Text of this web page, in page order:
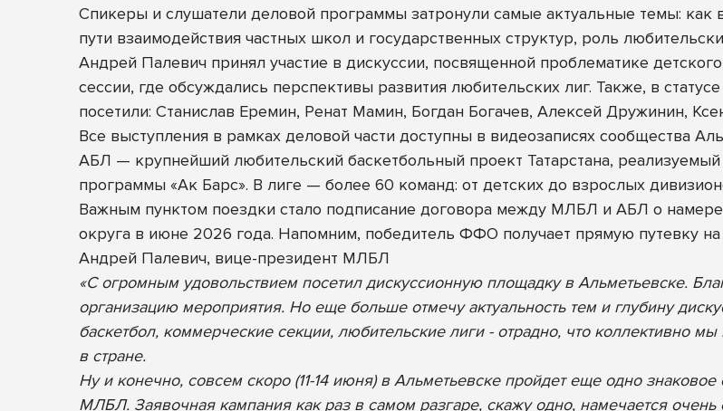
Спикеры и слушатели деловой программы затронули самые актуальные темы: как
пути взаимодействия частных школ и государственных структур, роль
Андрей Палевич принял участие в дискуссии, посвященной проблематике
сессии, где обсуждались перспективы развития любительских лиг. Также, в
посетили: Станислав Еремин, Ренат Мамин, Богдан Богачев, Алексей Дружинин,
Все выступления в рамках деловой части доступны в видеозаписях сообщества
АБЛ — крупнейший любительский баскетбольный проект Татарстана,
программы «Ак Барс». В лиге — более 60 команд: от детских до взрослых
Важным пунктом поездки стало подписание договора между МЛБЛ и АБЛ о
округа в июне 2026 года. Напомним, победитель ФФО получает прямую путевку
Андрей Палевич, вице-президент МЛБЛ
«С огромным удовольствием посетил дискуссионную площадку в Альметьевске.
организацию мероприятия. Но еще больше отмечу актуальность тем и глубину
баскетбол, коммерческие секции, любительские лиги - отрадно, что коллективно
в стране.
Ну и конечно, совсем скоро (11-14 июня) в Альметьевске пройдет еще одно
МЛБЛ. Заявочная кампания как раз в самом разгаре, скажу одно, намечается очень